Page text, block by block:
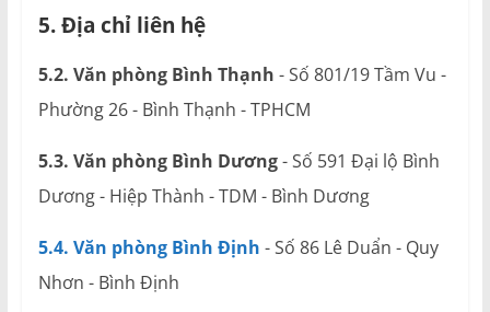
5. Địa chỉ liên hệ
5.2. Văn phòng Bình Thạnh - Số 801/19 Tầm Vu -
Phường 26 - Bình Thạnh - TPHCM
5.3. Văn phòng Bình Dương- Số 591 Đại lộ Bình
Dương - Hiệp Thành - TDM - Bình Dương
5.4. Văn phòng Bình Định - Số 86 Lê Duẩn - Quy
Nhơn - Bình Định